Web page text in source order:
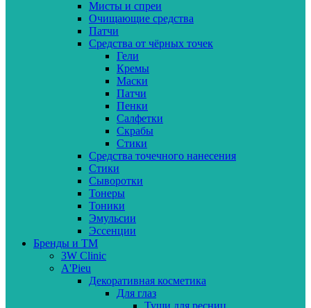
Мисты и спреи
Очищающие средства
Патчи
Средства от чёрных точек
Гели
Кремы
Маски
Патчи
Пенки
Салфетки
Скрабы
Стики
Средства точечного нанесения
Стики
Сыворотки
Тонеры
Тоники
Эмульсии
Эссенции
Бренды и ТМ
3W Clinic
A'Pieu
Декоративная косметика
Для глаз
Туши для ресниц